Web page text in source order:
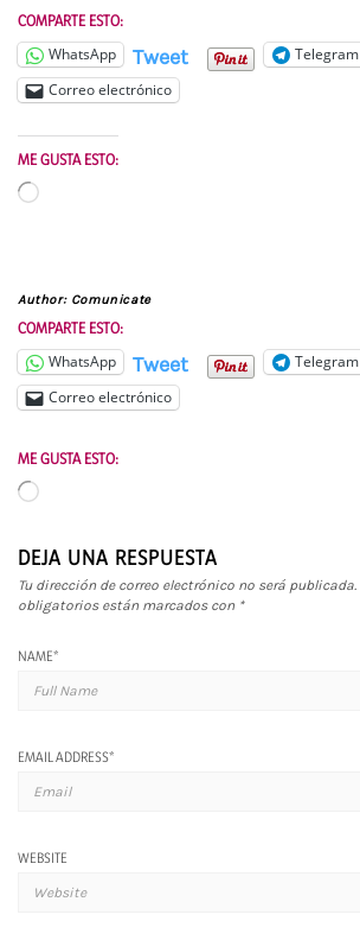
COMPARTE ESTO:
WhatsApp Tweet
Telegram
Correo electrónico
ME GUSTA ESTO:
Cargando...
Author: Comunicate
COMPARTE ESTO:
WhatsApp Tweet
Telegram
Correo electrónico
ME GUSTA ESTO:
Cargando...
DEJA UNA RESPUESTA
Tu dirección de correo electrónico no será publicada.
obligatorios están marcados con *
NAME*
EMAIL ADDRESS*
WEBSITE